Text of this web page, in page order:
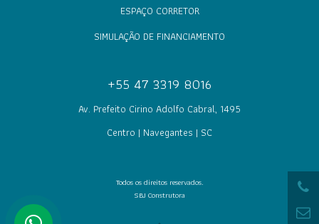
ESPAÇO CORRETOR
SIMULAÇÃO DE FINANCIAMENTO
+55 47 3319 8016
Av. Prefeito Cirino Adolfo Cabral, 1495
Centro | Navegantes | SC
Todos os direitos reservados.
SBJ Construtora